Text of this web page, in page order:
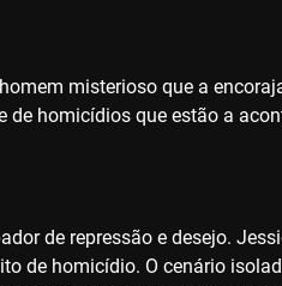
misterioso que a
homicídios que estão a
de repressão e desejo.
de homicídio. O cenário